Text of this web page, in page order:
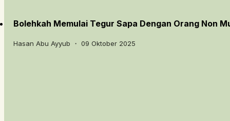
Bolehkah Memulai Tegur Sapa Dengan Orang Non
Hasan Abu Ayyub ・ 09 Oktober 2025